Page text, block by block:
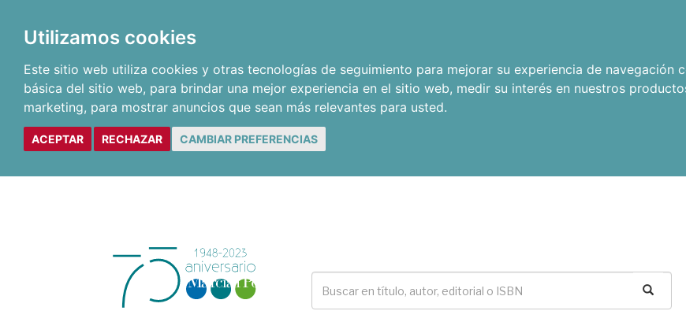
Utilizamos cookies
Este sitio web utiliza cookies y otras tecnologías de seguimiento para mejorar su experiencia de navegación
básica del sitio web, para brindar una mejor experiencia en el sitio web, medir su interés en nuestros
marketing, para mostrar anuncios que sean más relevantes para usted.
ACEPTAR RECHAZAR CAMBIAR PREFERENCIAS